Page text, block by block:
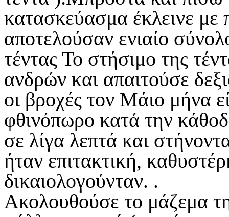
κατασκεύασμα έκλεινε με
αποτελούσαν ενιαίο
τέντας Το στήσιμο της
ανδρών και απαιτούσε
οι βροχές τον Μάιο μήνα
φθινόπωρο κατά την
σε λίγα λεπτά και
ήταν επιτακτική,
δικαιολογούνταν. .
Ακολουθούσε το μάζεμα